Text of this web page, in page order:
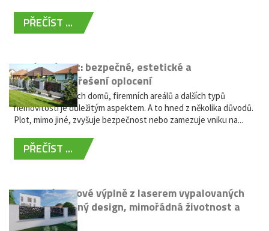
PŘEČÍST ...
Hliníkový plot: bezpečné, estetické a
bezúdržbové řešení oplocení
Oplocení rodinných domů, firemních areálů a dalších typů
nemovitostí je důležitým aspektem. A to hned z několika důvodů.
Plot, mimo jiné, zvyšuje bezpečnost nebo zamezuje vniku na...
PŘEČÍST ...
Moderní plotové výplně z laserem vypalovaných
kovů: výjimečný design, mimořádná životnost a
žádná údržba